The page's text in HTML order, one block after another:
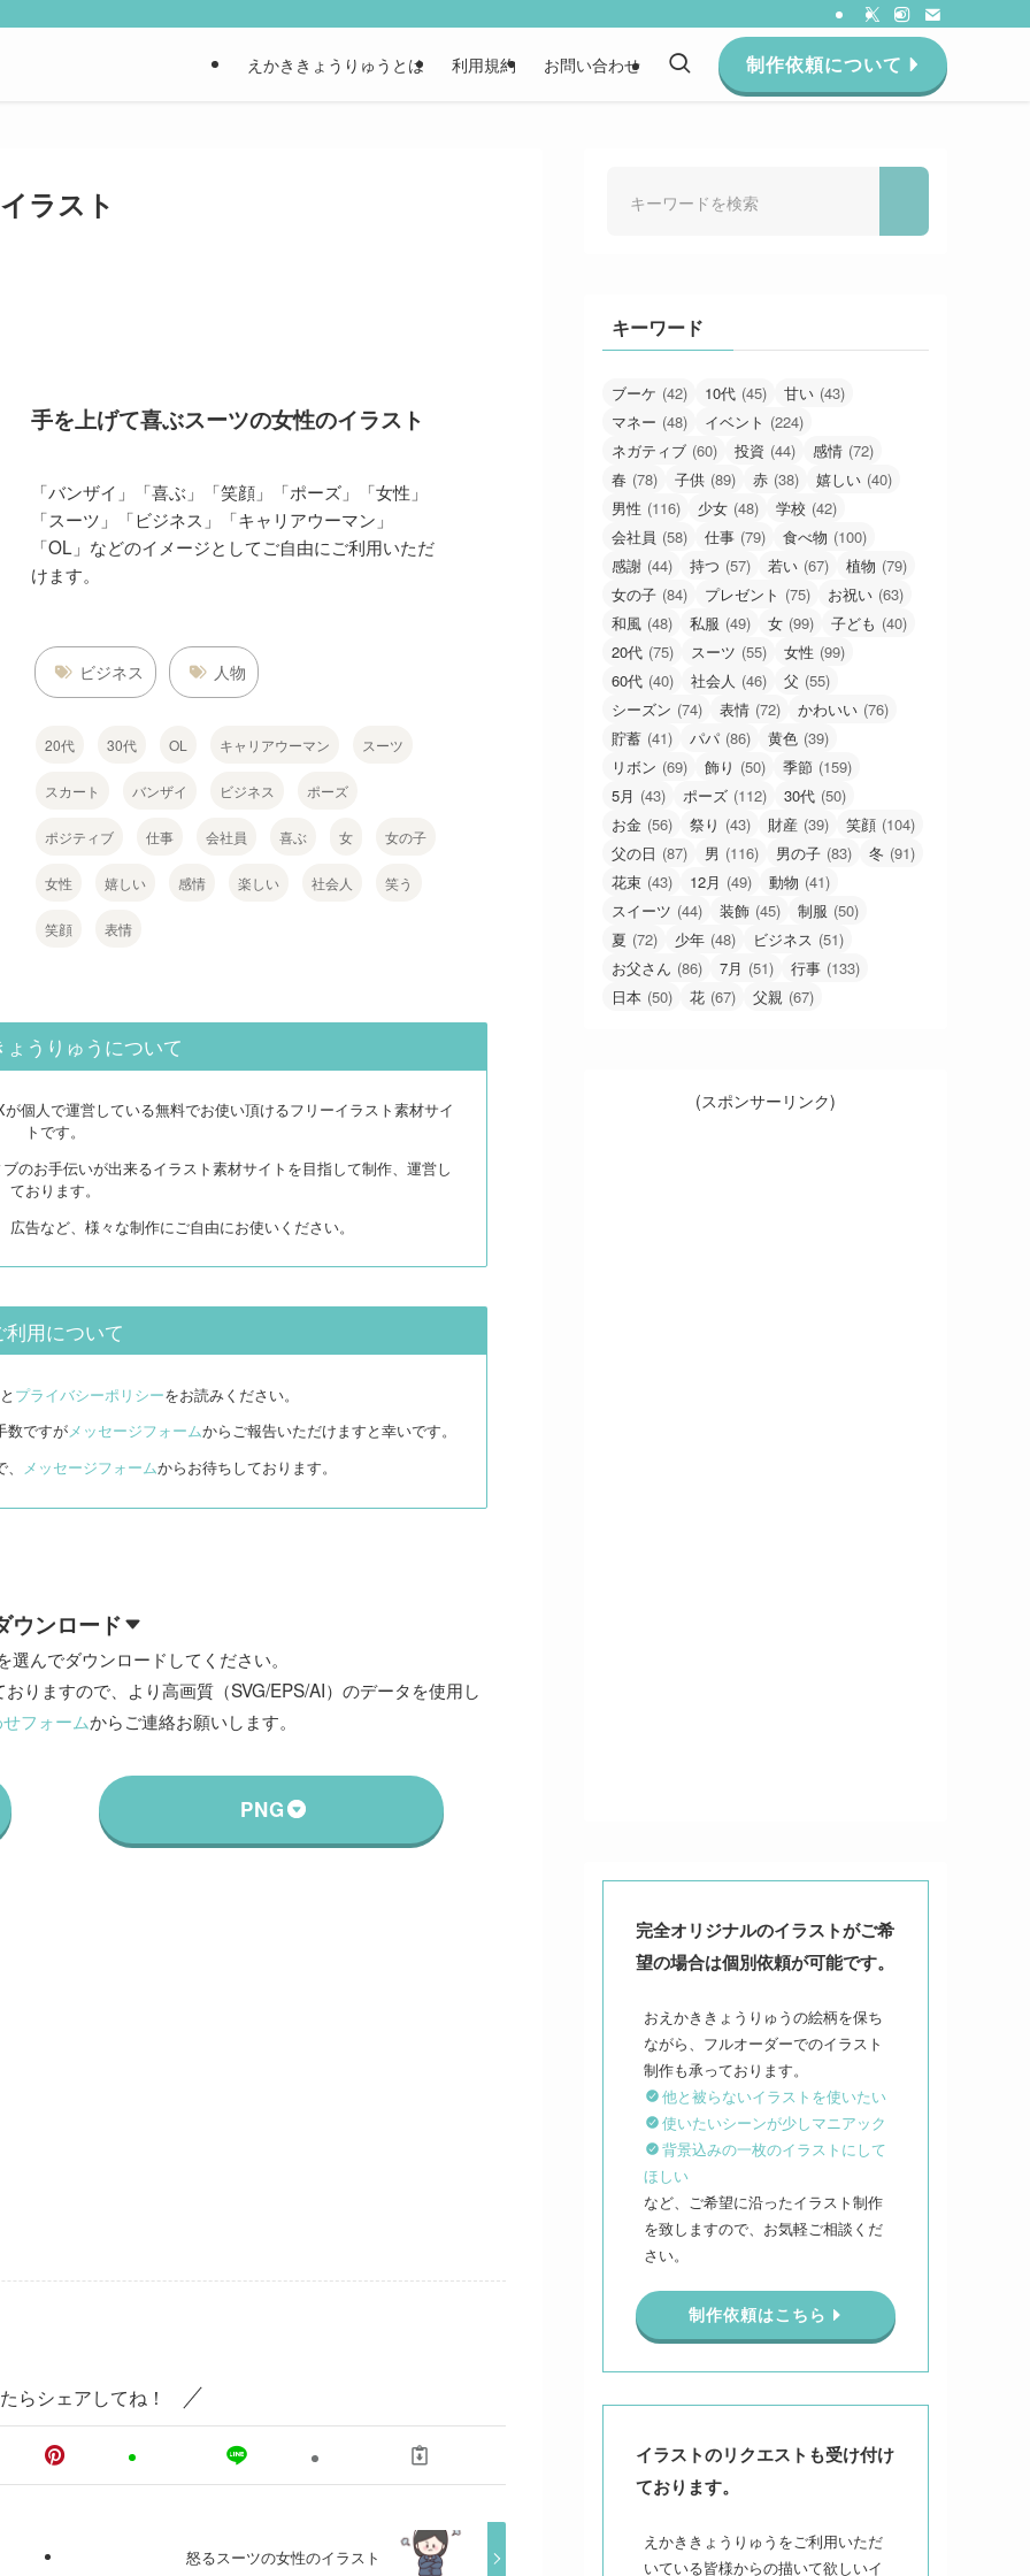
えかききょうりゅうとは 利用規約 お問い合わせ 制作依頼について
ラスト
手を上げて喜ぶスーツの女性のイラスト
「バンザイ」「喜ぶ」「笑顔」「ポーズ」「女性」
「スーツ」「ビジネス」「キャリアウーマン」
「OL」などのイメージとしてご自由にご利用いただ
けます。
ビジネス 人物
20代 30代 OL キャリアウーマン スーツ
スカート バンザイ ビジネス ポーズ
ポジティブ 仕事 会社員 喜ぶ 女 女の子
女性 嬉しい 感情 楽しい 社会人 笑う
笑顔 表情
うりゅうについて
個人で運営している無料でお使い頂けるフリーイラスト素材サイ
トです。
のお手伝いが出来るイラスト素材サイトを目指して制作、運営し
ております。
告など、様々な制作にご自由にお使いください。
利用について
と プライバシーポリシーをお読みください。
数ですがメッセージフォームからご報告いただけますと幸いです。
メッセージフォームからお待ちしております。
ウンロード
んでダウンロードしてください。
りますので、より高画質（SVG/EPS/AI）のデータを使用し
フォームからご連絡お願いします。
PNG
らシェアしてね！
怒るスーツの女性のイラスト
キーワード
ブーケ (42) 10代 (45) 甘い (43)
マネー (48) イベント (224)
ネガティブ (60) 投資 (44) 感情 (72)
春 (78) 子供 (89) 赤 (38) 嬉しい (40)
男性 (116) 少女 (48) 学校 (42)
会社員 (58) 仕事 (79) 食べ物 (100)
感謝 (44) 持つ (57) 若い (67) 植物 (79)
女の子 (84) プレゼント (75) お祝い (63)
和風 (48) 私服 (49) 女 (99) 子ども (40)
20代 (75) スーツ (55) 女性 (99)
60代 (40) 社会人 (46) 父 (55)
シーズン (74) 表情 (72) かわいい (76)
貯蓄 (41) パパ (86) 黄色 (39)
リボン (69) 飾り (50) 季節 (159)
5月 (43) ポーズ (112) 30代 (50)
お金 (56) 祭り (43) 財産 (39) 笑顔 (104)
父の日 (87) 男 (116) 男の子 (83) 冬 (91)
花束 (43) 12月 (49) 動物 (41)
スイーツ (44) 装飾 (45) 制服 (50)
夏 (72) 少年 (48) ビジネス (51)
お父さん (86) 7月 (51) 行事 (133)
日本 (50) 花 (67) 父親 (67)
(スポンサーリンク)
完全オリジナルのイラストがご希
望の場合は個別依頼が可能です。
おえかききょうりゅうの絵柄を保ち
ながら、フルオーダーでのイラスト
他と被らないイラストを使いたい
使いたいシーンが少しマニアック
背景込みの一枚のイラストにして
ほしい
など、ご希望に沿ったイラスト制作
を致しますので、お気軽ご相談くだ
さい。
制作依頼はこちら
イラストのリクエストも受け付け
ております。
えかききょうりゅうをご利用いただ
いている皆様からの描いて欲しいイ